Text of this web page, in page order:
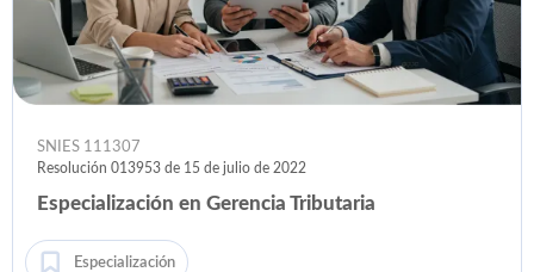
SNIES 111307
Resolución 013953 de 15 de julio de 2022
Especialización en Gerencia Tributaria
Especialización